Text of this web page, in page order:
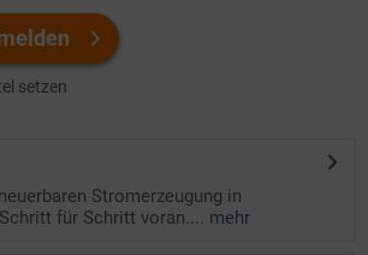
setzen
Stromerzeugung in
für Schritt voran.... mehr